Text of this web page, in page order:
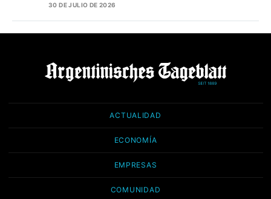
30 DE JULIO DE 2026
ACTUALIDAD
ECONOMÍA
EMPRESAS
COMUNIDAD